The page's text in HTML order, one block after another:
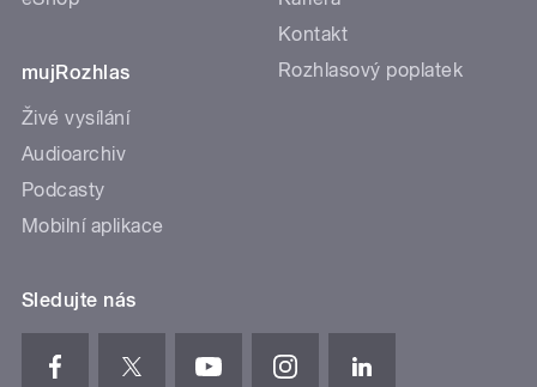
mujRozhlas
Živé vysílání
Audioarchiv
Podcasty
Mobilní aplikace
Kontakt
Rozhlasový poplatek
Sledujte nás